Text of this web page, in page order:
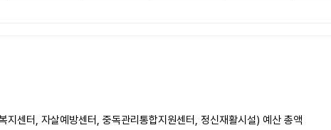
센터, 자살예방센터, 중독관리통합지원센터, 정신재활시설) 예산 총액